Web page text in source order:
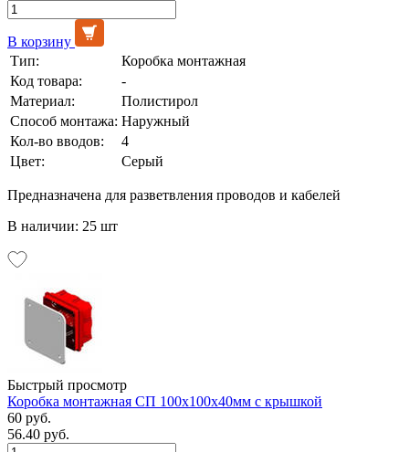
В корзину
Тип:
Коробка монтажная
Код товара:
-
Материал:
Полистирол
Способ монтажа: Наружный
Кол-во вводов:
4
Цвет:
Серый
Предназначена для разветвления проводов и кабелей
В наличии: 25 шт
Быстрый просмотр
Коробка монтажная СП 100х100х40мм с крышкой
60 руб.
56.40 руб.